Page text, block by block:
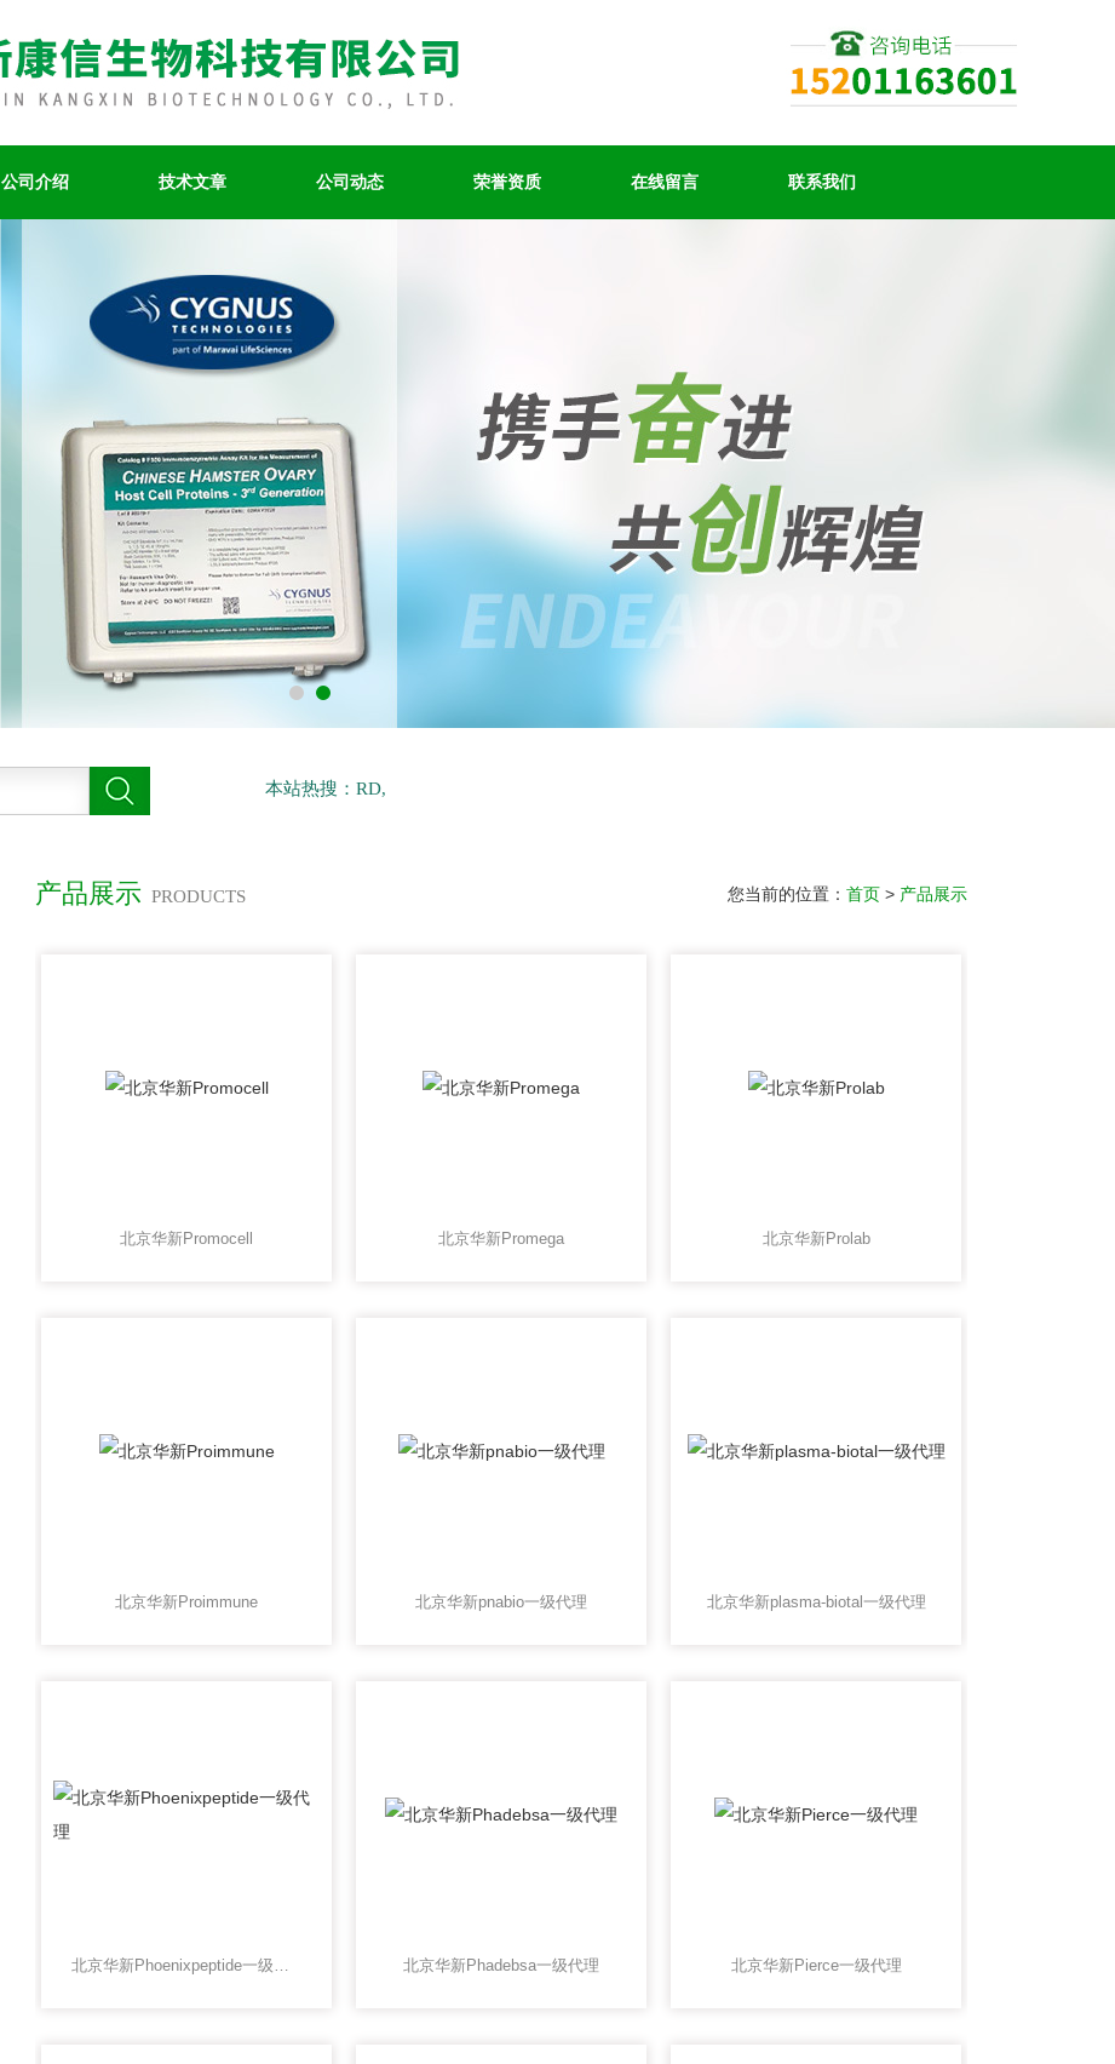
公司介绍 技术文章 公司动态 荣誉资质 在线留言 联系我们
本站热搜：RD,
产品展示 PRODUCTS 您当前的位置： 首页 > 产品展示
北京华新Promocell 北京华新Promega 北京华新Prolab
北京华新Proimmune 北京华新pnabio一级代理 北京华新plasma-biotal一级代理
北京华新Phoenixpeptide一级代理 北京华新Phadebsa一级代理 北京华新Pierce一级代理